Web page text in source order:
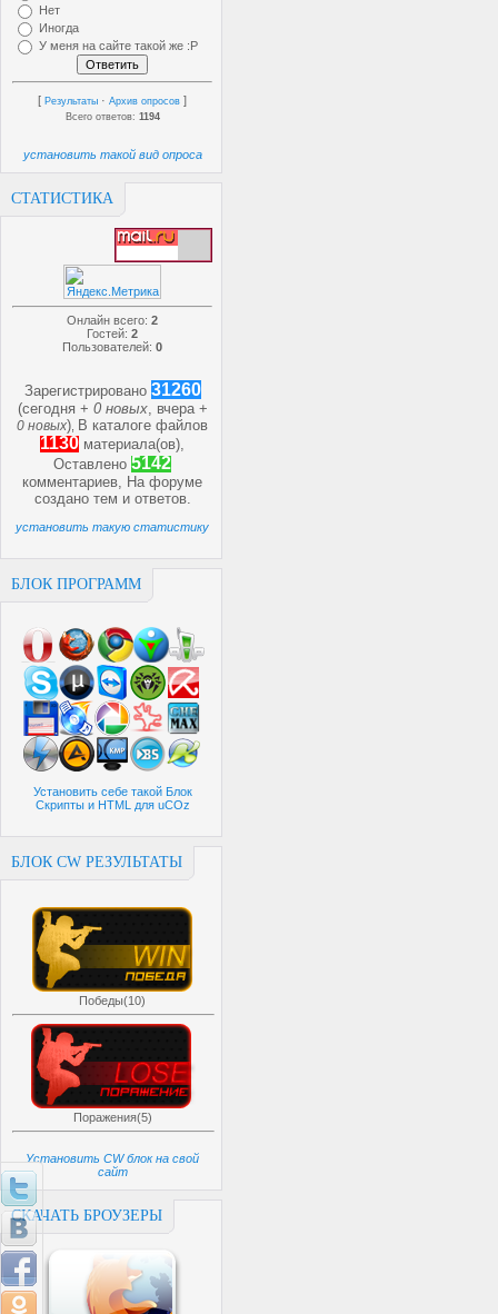
Нет
Иногда
У меня на сайте такой же :P
[ Результаты · Архив опросов ]
Всего ответов: 1194
установить такой вид опроса
СТАТИСТИКА
Онлайн всего: 2
Гостей: 2
Пользователей: 0
Зарегистрировано 31260
(сегодня + 0 новых, вчера +
0 новых) В каталоге файлов
1130 материала(ов),
Оставлено 5142
комментариев, На форуме
создано тем и ответов.
установить такую статистику
БЛОК ПРОГРАММ
Установить себе такой Блок
Скрипты и HTML для uCOz
БЛОК CW РЕЗУЛЬТАТЫ
Победы(10)
Поражения(5)
Установить CW блок на свой
сайт
СКАЧАТЬ БРОУЗЕРЫ